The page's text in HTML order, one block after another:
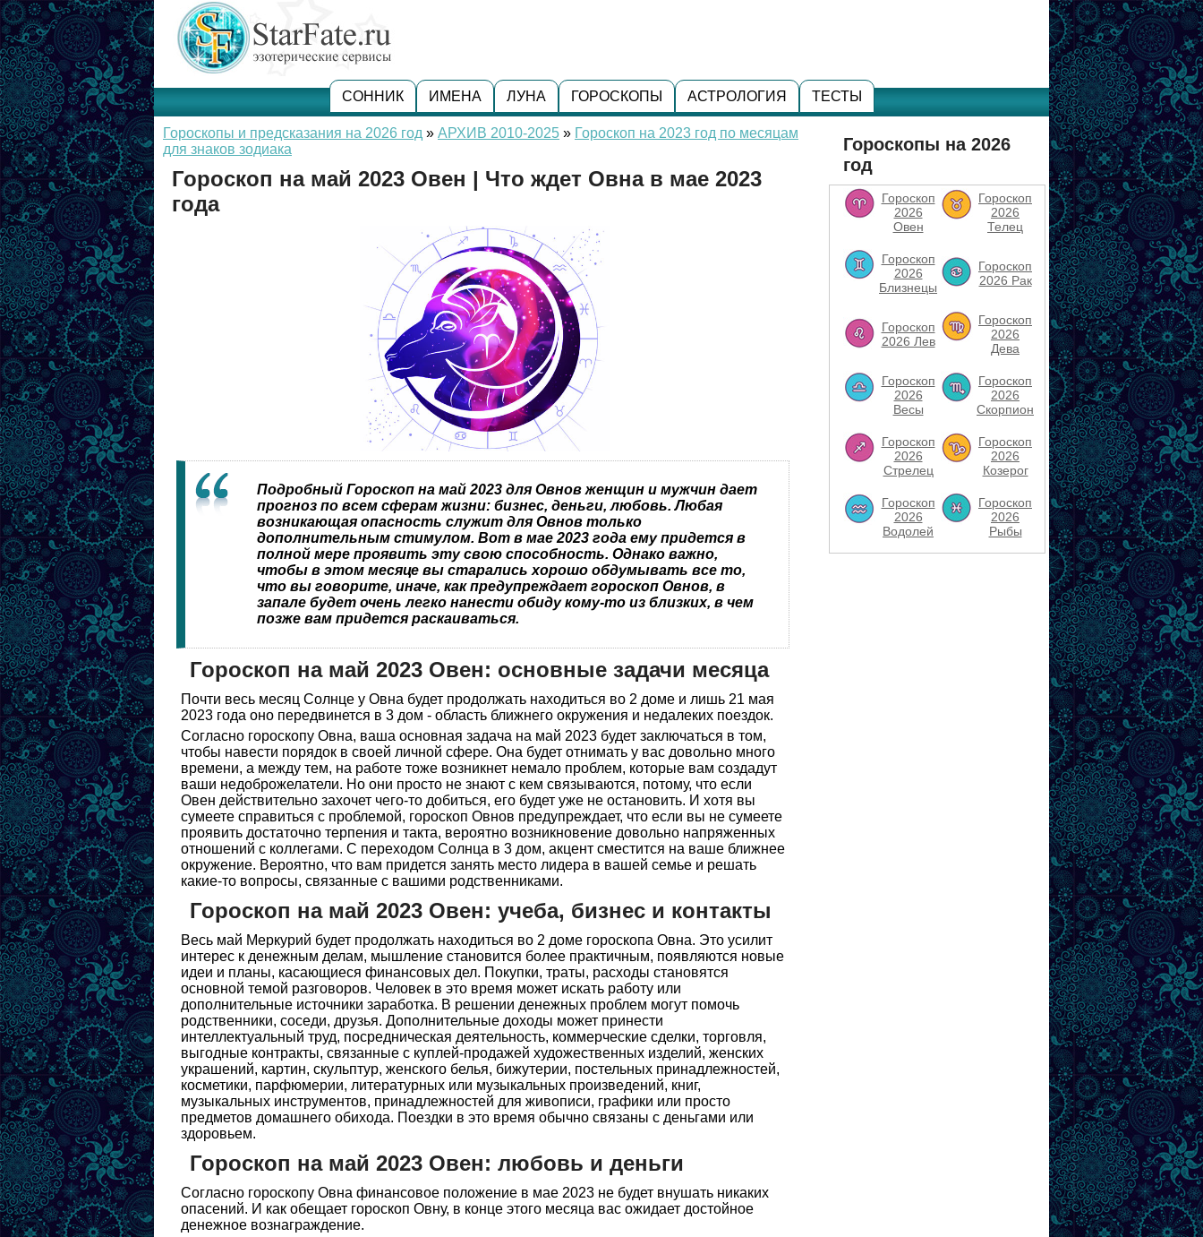
СОННИК ИМЕНА ЛУНА ГОРОСКОПЫ АСТРОЛОГИЯ ТЕСТЫ
Гороскопы и предсказания на 2026 год » АРХИВ 2010-2025 » Гороскоп на 2023 год по месяцам
для знаков зодиака
Гороскоп на май 2023 Овен | Что ждет Овна в мае 2023
года
Подробный Гороскоп на май 2023 для Овнов женщин и мужчин дает
прогноз по всем сферам жизни: бизнес, деньги, любовь. Любая
возникающая опасность служит для Овнов только
дополнительным стимулом. Вот в мае 2023 года ему придется в
полной мере проявить эту свою способность. Однако важно,
чтобы в этом месяце вы старались хорошо обдумывать все то,
что вы говорите, иначе, как предупреждает гороскоп Овнов, в
запале будет очень легко нанести обиду кому-то из близких, в чем
позже вам придется раскаиваться.
Гороскоп на май 2023 Овен: основные задачи месяца
Почти весь месяц Солнце у Овна будет продолжать находиться во 2 доме и лишь 21 мая
2023 года оно передвинется в 3 дом - область ближнего окружения и недалеких поездок.
Согласно гороскопу Овна, ваша основная задача на май 2023 будет заключаться в том,
чтобы навести порядок в своей личной сфере. Она будет отнимать у вас довольно много
времени, а между тем, на работе тоже возникнет немало проблем, которые вам создадут
ваши недоброжелатели. Но они просто не знают с кем связываются, потому, что если
Овен действительно захочет чего-то добиться, его будет уже не остановить. И хотя вы
сумеете справиться с проблемой, гороскоп Овнов предупреждает, что если вы не сумеете
проявить достаточно терпения и такта, вероятно возникновение довольно напряженных
отношений с коллегами. С переходом Солнца в 3 дом, акцент сместится на ваше ближнее
окружение. Вероятно, что вам придется занять место лидера в вашей семье и решать
какие-то вопросы, связанные с вашими родственниками.
Гороскоп на май 2023 Овен: учеба, бизнес и контакты
Весь май Меркурий будет продолжать находиться во 2 доме гороскопа Овна. Это усилит
интерес к денежным делам, мышление становится более практичным, появляются новые
идеи и планы, касающиеся финансовых дел. Покупки, траты, расходы становятся
основной темой разговоров. Человек в это время может искать работу или
дополнительные источники заработка. В решении денежных проблем могут помочь
родственники, соседи, друзья. Дополнительные доходы может принести
интеллектуальный труд, посредническая деятельность, коммерческие сделки, торговля,
выгодные контракты, связанные с куплей-продажей художественных изделий, женских
украшений, картин, скульптур, женского белья, бижутерии, постельных принадлежностей,
косметики, парфюмерии, литературных или музыкальных произведений, книг,
музыкальных инструментов, принадлежностей для живописи, графики или просто
предметов домашнего обихода. Поездки в это время обычно связаны с деньгами или
здоровьем.
Гороскоп на май 2023 Овен: любовь и деньги
Согласно гороскопу Овна финансовое положение в мае 2023 не будет внушать никаких
опасений. И как обещает гороскоп Овну, в конце этого месяца вас ожидает достойное
денежное вознаграждение.
Гороскопы на 2026
год
Гороскоп
2026
Овен
Гороскоп
2026
Телец
Гороскоп
2026
Близнецы
Гороскоп
2026 Рак
Гороскоп
2026 Лев
Гороскоп
2026
Дева
Гороскоп
2026
Весы
Гороскоп
2026
Скорпион
Гороскоп
2026
Стрелец
Гороскоп
2026
Козерог
Гороскоп
2026
Водолей
Гороскоп
2026
Рыбы